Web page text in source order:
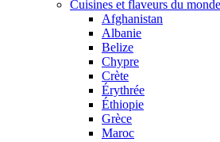
Cuisines et flaveurs du monde
Afghanistan
Albanie
Belize
Chypre
Crète
Érythrée
Éthiopie
Grèce
Maroc